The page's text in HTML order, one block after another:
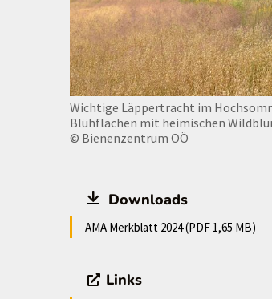
Wichtige Läppertracht im
Blühflächen mit heimischen
© Bienenzentrum OÖ
Downloads
AMA Merkblatt 2024 (PDF 1,65 MB)
Links